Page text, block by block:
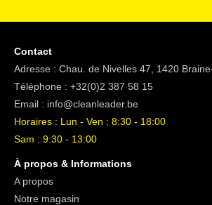
Contact
Adresse : Chau. de Nivelles 47, 1420
Téléphone : +32(0)2 387 58 15
Email : info@cleanleader.be
Horaires : Lun - Ven : 8:30 - 18:00
Sam : 9:30 - 13:00
À propos & Informations
A propos
Notre magasin